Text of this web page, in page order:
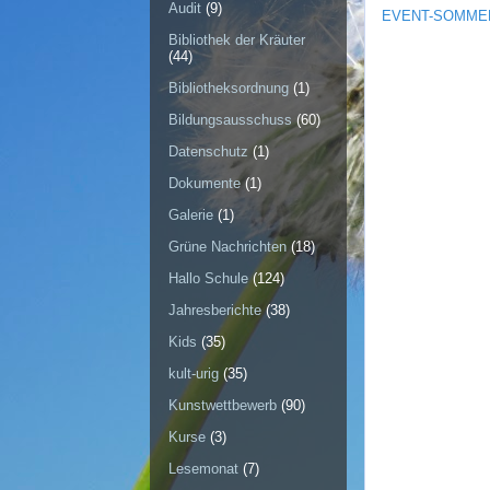
EVENT-
Audit (9)
Bibliothek der Kräuter
(44)
Bibliotheksordnung (1)
Bildungsausschuss (60)
Datenschutz (1)
Dokumente (1)
Galerie (1)
Grüne Nachrichten (18)
Hallo Schule (124)
Jahresberichte (38)
Kids (35)
kult-urig (35)
Kunstwettbewerb (90)
Kurse (3)
Lesemonat (7)